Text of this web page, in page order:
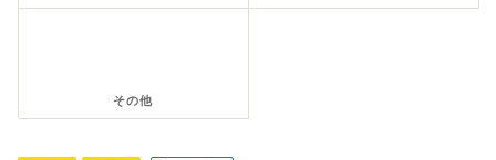
その他